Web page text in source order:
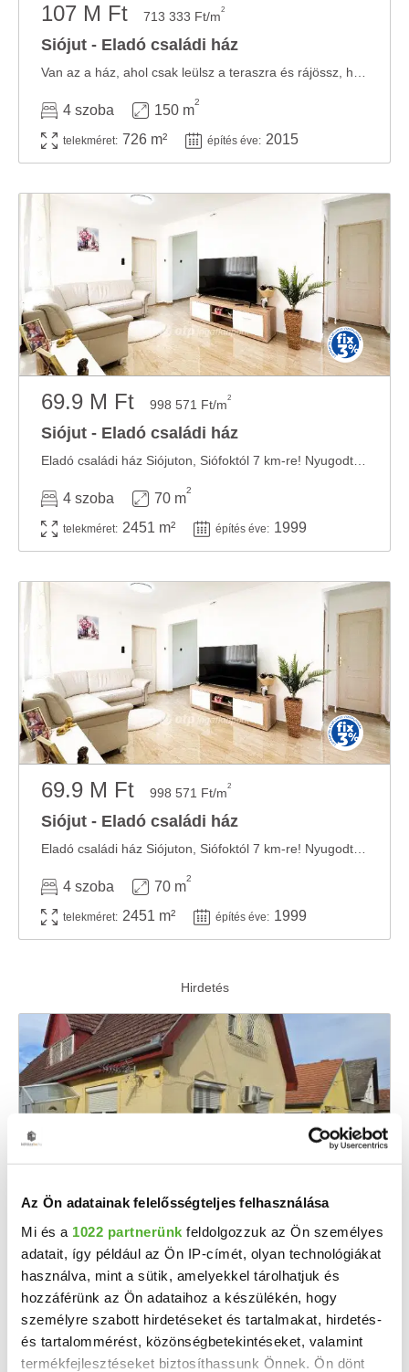
Az Ön adatainak felelősségteljes felhasználása
Mi és a 1022 partnerünk feldolgozzuk az Ön személyes
adatait, így például az Ön IP-címét, olyan technológiákat
használva, mint a sütik, amelyekkel tárolhatjuk és
hozzáférünk az Ön adataihoz a készülékén, hogy
személyre szabott hirdetéseket és tartalmakat, hirdetés-
és tartalommérést, közönségbetekintéseket, valamint
termékfejlesztéseket biztosíthassunk Önnek. Ön dönt
107 M Ft 713 333 Ft/m2
Siójut - Eladó családi ház
4 szoba 150 m
2
telekméret: 726 m² építés éve: 2015
69.9 M Ft 998 571 Ft/m2
Siójut - Eladó családi ház
4 szoba 70 m
2
telekméret: 2451 m² építés éve: 1999
69.9 M Ft 998 571 Ft/m2
Siójut - Eladó családi ház
4 szoba 70 m
2
telekméret: 2451 m² építés éve: 1999
85.99 M Ft 537 438 Ft/m
Siójut - Eladó családi ház
4 szoba 160 m
telekméret: 800 m² építés éve: 2000